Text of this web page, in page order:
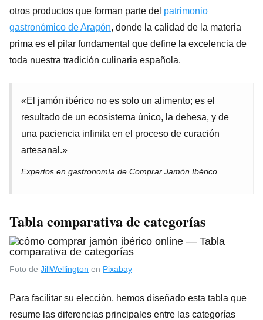
otros productos que forman parte del patrimonio
gastronómico de Aragón, donde la calidad de la materia
prima es el pilar fundamental que define la excelencia de
toda nuestra tradición culinaria española.
«El jamón ibérico no es solo un alimento; es el
resultado de un ecosistema único, la dehesa, y de
una paciencia infinita en el proceso de curación
artesanal.»
Expertos en gastronomía de Comprar Jamón Ibérico
Tabla comparativa de categorías
Foto de JillWellington en Pixabay
Para facilitar su elección, hemos diseñado esta tabla que
resume las diferencias principales entre las categorías